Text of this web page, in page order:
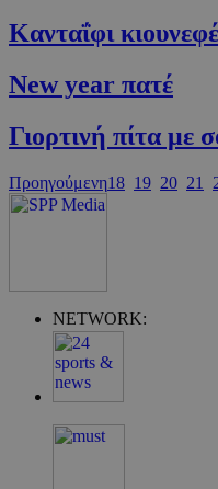
Κανταΐφι κιουνεφέ
New year πατέ
Γιορτινή πίτα με
Προηγούμενη18 19 20 21
NETWORK: